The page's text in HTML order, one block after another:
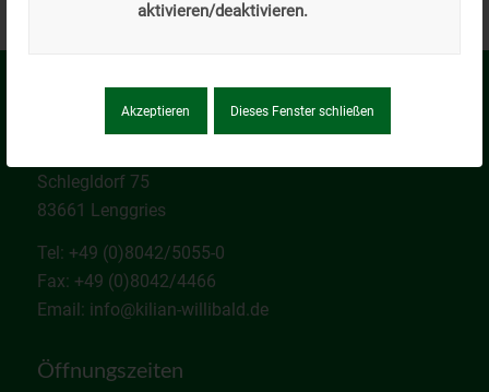
aktivieren/deaktivieren.
Akzeptieren Dieses Fenster schließen
Kilian Willibald GmbH
Schlegldorf 75
83661 Lenggries
Tel: +49 (0)8042/5055-0
Fax: +49 (0)8042/4466
Email: info@kilian-willibald.de
Öffnungszeiten